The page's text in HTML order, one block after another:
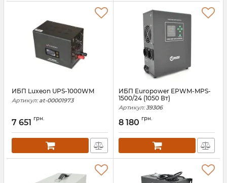
ИБП Luxeon UPS-1000WM
Артикул: at-00001973
7 651 грн.
ИБП Europower EPWM-MPS-
1500/24 (1050 Вт)
Артикул: 39306
8 180 грн.